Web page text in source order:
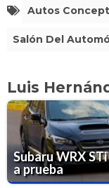
Autos
Salón Del
Luis
Subaru WRX
a prueba